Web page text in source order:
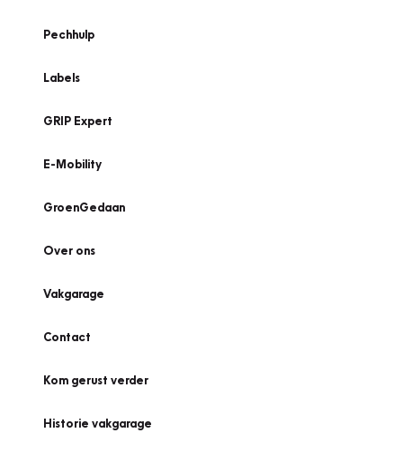
Pechhulp
Labels
GRIP Expert
E-Mobility
GroenGedaan
Over ons
Vakgarage
Contact
Kom gerust verder
Historie vakgarage